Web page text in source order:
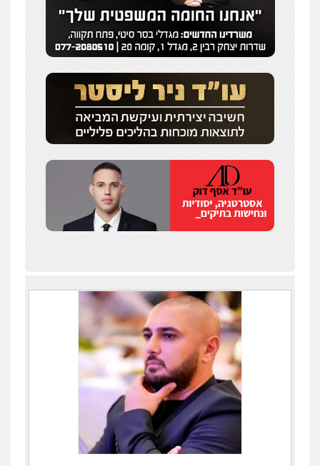
0525060666
גיא זהבי משרד עורכי דין
פלילי משפחה
503456449
עו"ד איהאב ג'לג'ולי
פלילי מעצרים וחקירות עורכי דין לענייני
אסירים